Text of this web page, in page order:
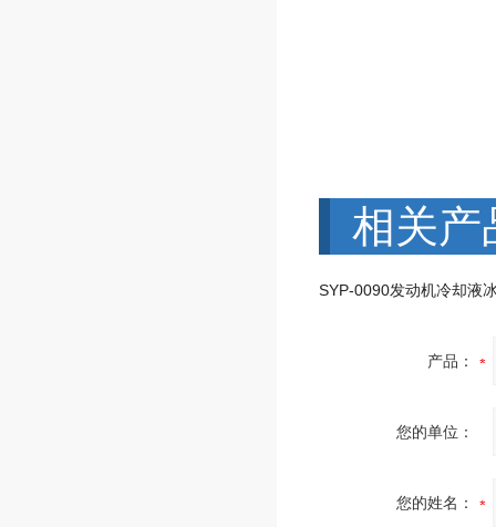
相关产
产品：
您的单位：
您的姓名：